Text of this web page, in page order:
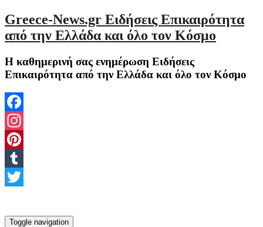
Greece-News.gr Ειδήσεις Επικαιρότητα
από την Ελλάδα και όλο τον Κόσμο
Η καθημερινή σας ενημέρωση Ειδήσεις
Επικαιρότητα από την Ελλάδα και όλο τον Κόσμο
Facebook
Instagram
Pinterest
Tumblr
Toggle navigation